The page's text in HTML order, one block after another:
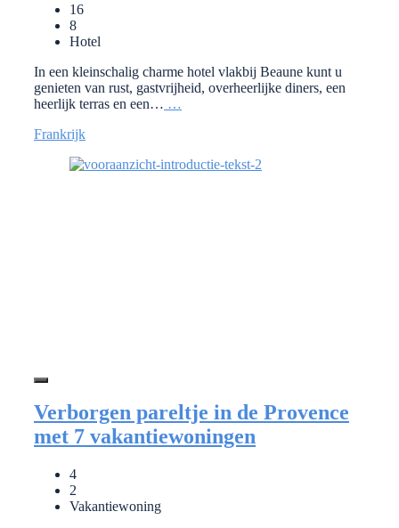
16
8
Hotel
In een kleinschalig charme hotel vlakbij Beaune kunt u
genieten van rust, gastvrijheid, overheerlijke diners, een
heerlijk terras en een… …
Frankrijk
Verborgen pareltje in de Provence
met 7 vakantiewoningen
4
2
Vakantiewoning